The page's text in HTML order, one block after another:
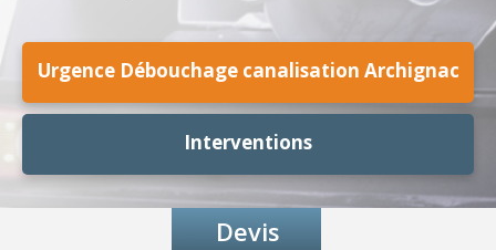
Urgence Débouchage canalisation Archignac
Interventions
Devis